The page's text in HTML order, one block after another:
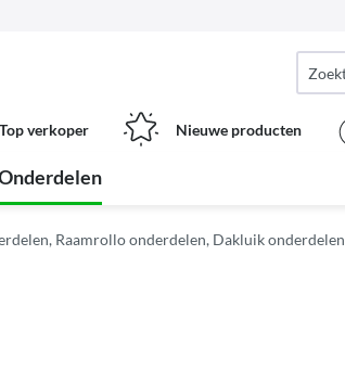
Top verkoper Nieuwe producten
Raamrollo onderdelen, Dakluik onderdelen